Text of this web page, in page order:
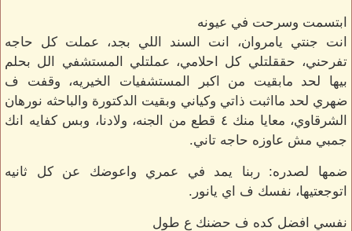
ابتسمت وسرحت في عيونه
انت جنتي يامروان، انت السند اللي بجد، عملت كل حاجه
تفرحني، حققلتلي كل احلامي، عملتلي المستشفي الل بحلم
بيها لحد مابقيت من اكبر المستشفيات الخيريه، وقفت ف
ضهري لحد مااثبت ذاتي وكياني وبقيت الدكتورة والباحثه نورهان
الشرقاوي، معايا منك ٤ قطع من الجنه، ولادنا، وبس كفايه انك
جمبي مش عاوزه حاجه تاني.
ضمها لصدره: ربنا يمد في عمري واعوضك عن كل ثانيه
اتوجعتيها، نفسك ف اي يانور.
نفسي افضل كده ف حضنك ع طول